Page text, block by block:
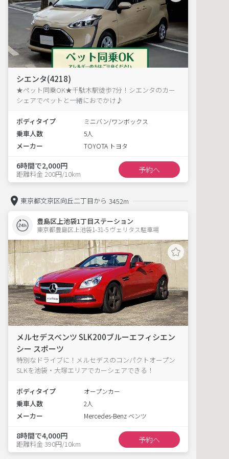
シエンタ(4218)
★ペット同乗OK★千駄木駅徒歩7分！シエンタのカー
シェアでペットと一緒におでかけ♪
ボディタイプ ミニバン/ワンボックス
乗車人数 5人
メーカー TOYOTA トヨタ
6時間で2,000円
距離料金 200円/10km 予約へ
東京都文京区向丘二丁目から 3452m
豊島区上池袋1丁目ステーション
東京都豊島区上池袋1-31-5 ヴェリタス駐車場
メルセデスベンツ SLK200ブルーエフィシエン
シー スポーツ
特別なドライブに！メルセデスのコンパクトオープン
SLKを池袋・大塚エリアでカーシェアできる！
ボディタイプ オープンカー
乗車人数 2人
メーカー Mercedes-Benz ベンツ
8時間で4,000円
距離料金 390円/10km 予約へ